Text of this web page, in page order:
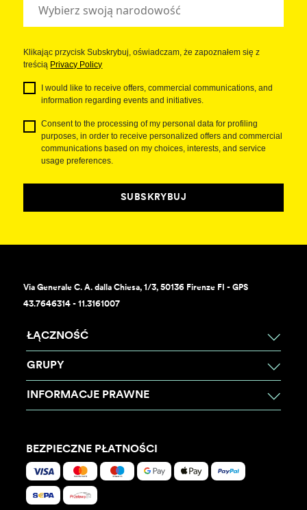
Klikając przycisk Subskrybuj, oświadczam, że zapoznałem się z
treścią Privacy Policy
I would like to receive offers, commercial communications, and
information regarding events and initiatives.
Consent to the processing of my personal data for profiling
purposes, in order to receive personalized offers and commercial
communications based on my choices, interests, and service
usage preferences.
SUBSKRYBUJ
Via Generale C. A. dalla Chiesa, 1/3, 50136 Firenze FI - GPS
43.7646314 - 11.3161007
ŁĄCZNOŚĆ
GRUPY
INFORMACJE PRAWNE
BEZPIECZNE PŁATNOŚCI